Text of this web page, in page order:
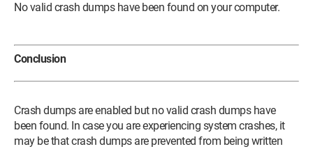
No valid crash dumps have been found on your computer.
Conclusion
Crash dumps are enabled but no valid crash dumps have
been found. In case you are experiencing system crashes, it
may be that crash dumps are prevented from being written